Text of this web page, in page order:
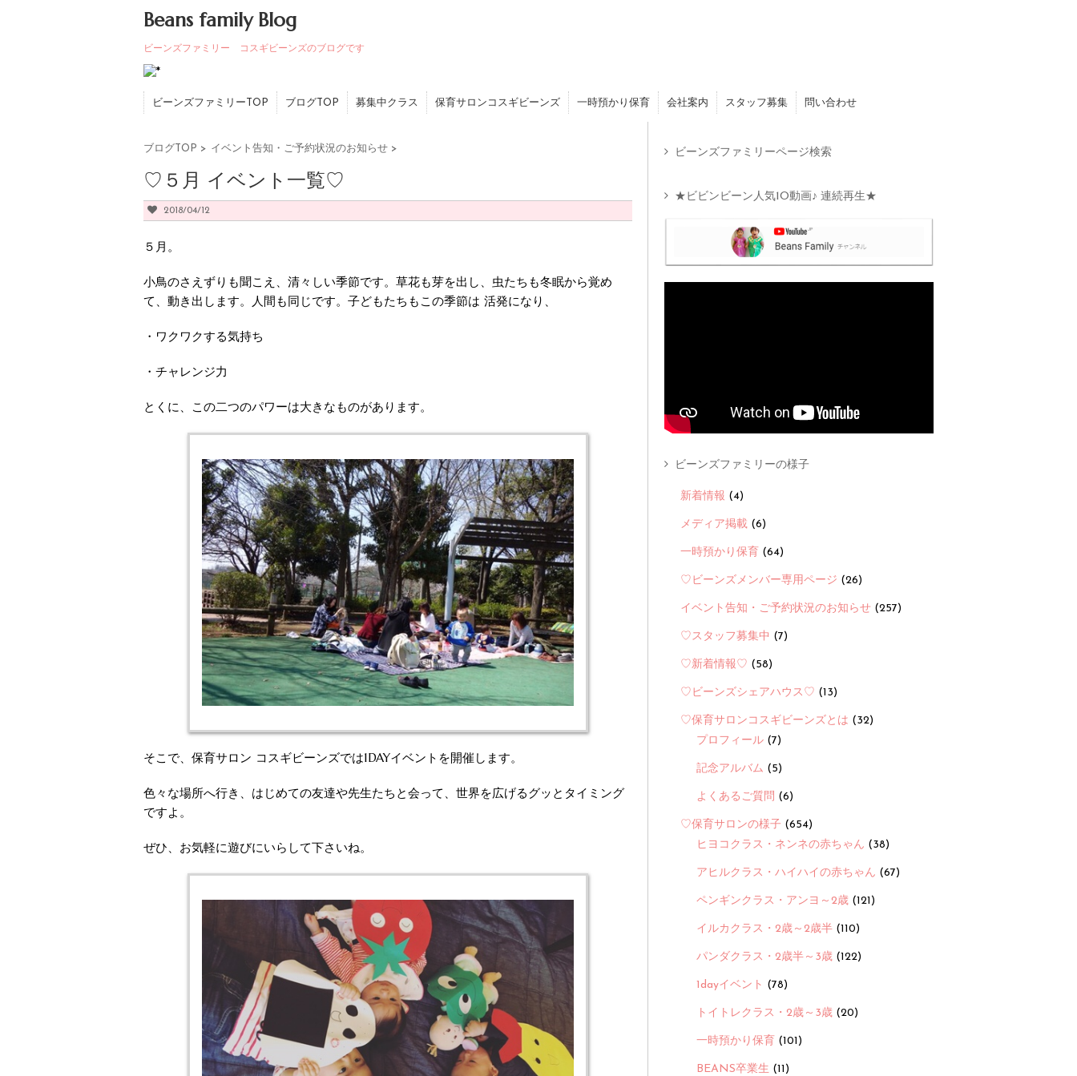
Beans family Blog
ビーンズファミリー コスギビーンズのブログです
ビーンズファミリーTOP ブログTOP 募集中クラス 保育サロンコスギビーンズ 一時預かり保育 会社案内 スタッフ募集 問い合わせ
ブログTOP > イベント告知・ご予約状況のお知らせ >
♡５月 イベント一覧♡
2018/04/12
５月。
小鳥のさえずりも聞こえ、清々しい季節です。草花も芽を出し、虫たちも冬眠から覚め
て、動き出します。人間も同じです。子どもたちもこの季節は 活発になり、
・ワクワクする気持ち
・チャレンジ力
とくに、この二つのパワーは大きなものがあります。
そこで、保育サロン コスギビーンズでは1DAYイベントを開催します。
色々な場所へ行き、はじめての友達や先生たちと会って、世界を広げるグッとタイミング
ですよ。
ぜひ、お気軽に遊びにいらして下さいね。
ビーンズファミリーページ検索
★ビビンビーン人気10動画♪ 連続再生★
ビーンズファミリーの様子
新着情報 (4)
メディア掲載 (6)
一時預かり保育 (64)
♡ビーンズメンバー専用ページ (26)
イベント告知・ご予約状況のお知らせ (257)
♡スタッフ募集中 (7)
♡新着情報♡ (58)
♡ビーンズシェアハウス♡ (13)
♡保育サロンコスギビーンズとは (32)
プロフィール (7)
記念アルバム (5)
よくあるご質問 (6)
♡保育サロンの様子 (654)
ヒヨコクラス・ネンネの赤ちゃん (38)
アヒルクラス・ハイハイの赤ちゃん (67)
ペンギンクラス・アンヨ～2歳 (121)
イルカクラス・2歳～2歳半 (110)
パンダクラス・2歳半～3歳 (122)
1dayイベント (78)
トイトレクラス・2歳～3歳 (20)
一時預かり保育 (101)
BEANS卒業生 (11)